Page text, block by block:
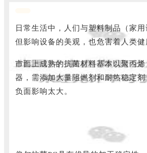
日常生活中，人们与塑料制品（家
但影响设备的美观，也危害着人类健
市面上成熟的抗菌材料基本以聚丙
器，需添加大量阻燃剂和耐热稳定
负面影响太大。